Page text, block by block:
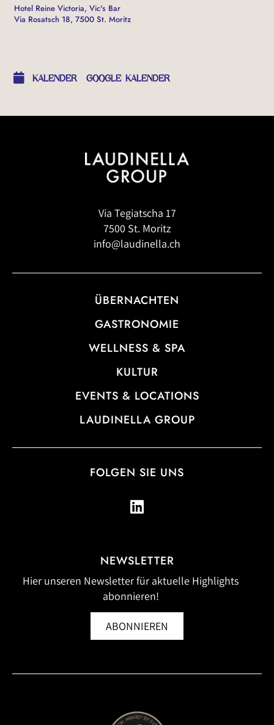
Hotel Reine Victoria, Vic's Bar
Via Rosatsch 18, 7500 St. Moritz
KALENDER GOOGLE KALENDER
Via Tegiatscha 17
7500 St. Moritz
info@laudinella.ch
ÜBERNACHTEN
GASTRONOMIE
WELLNESS & SPA
KULTUR
EVENTS & LOCATIONS
LAUDINELLA GROUP
FOLGEN SIE UNS
NEWSLETTER
Hier unseren Newsletter für aktuelle Highlights
abonnieren!
ABONNIEREN